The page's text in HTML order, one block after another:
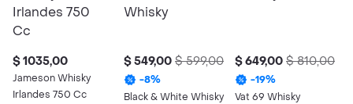
$ 1035,00
Jameson Whisky
Irlandes 750 Cc
$ 549,00 $ 599,00
-8%
Black & White Whisky
$ 649,00 $ 810,00
-19%
Vat 69 Whisky